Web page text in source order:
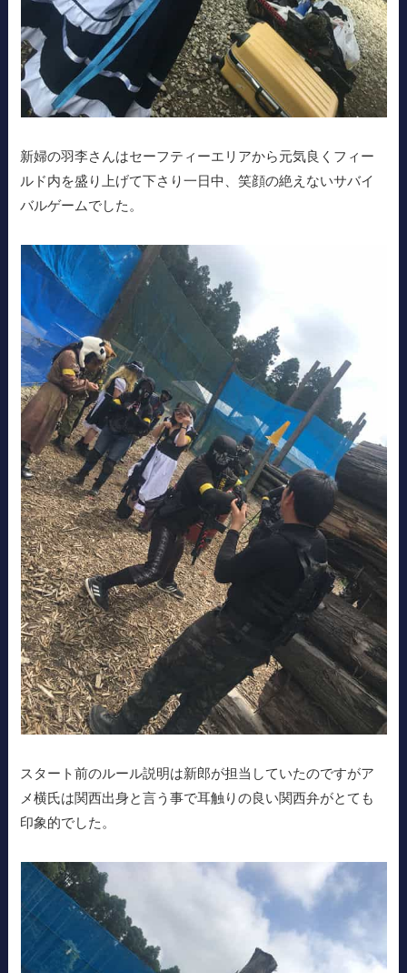
新婦の羽李さんはセーフティーエリアから元気良くフィー
ルド内を盛り上げて下さり一日中、笑顔の絶えないサバイ
バルゲームでした。
スタート前のルール説明は新郎が担当していたのですがア
メ横氏は関西出身と言う事で耳触りの良い関西弁がとても
印象的でした。